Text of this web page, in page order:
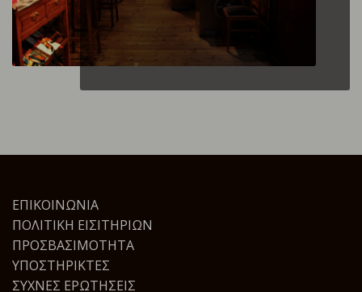
ΕΠΙΚΟΙΝΩΝΊΑ
ΠΟΛΙΤΙΚΉ ΕΙΣΙΤΗΡΊΩΝ
ΠΡΟΣΒΑΣΙΜΌΤΗΤΑ
ΥΠΟΣΤΗΡΙΚΤΈΣ
ΣΥΧΝΈΣ ΕΡΩΤΉΣΕΙΣ